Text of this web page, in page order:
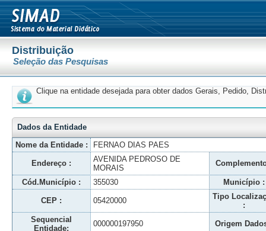
Distribuição
Seleção das Pesquisas
Clique na entidade desejada para obter dados Gerais, Pedido,
Dados da Entidade
Nome da Entidade :
FERNAO DIAS PAES
Endereço :
AVENIDA PEDROSO DE
MORAIS
Cód.Município : 355030 Município :
CEP : 05420000
Tipo
:
Sequencial
Entidade:
000000197950 Origem